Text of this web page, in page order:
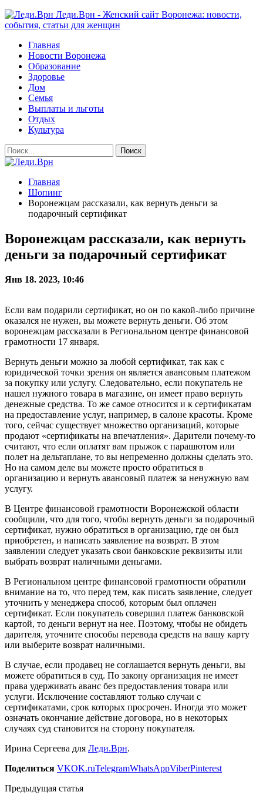
Леди.Врн - Женский сайт Воронежа: новости,
события, статьи для женщин
Главная
Новости Воронежа
Образование
Здоровье
Дом
Семья
Выплаты и льготы
Отдых
Культура
Главная
Шопинг
Воронежцам рассказали, как вернуть деньги за
подарочный сертификат
Воронежцам рассказали, как вернуть
деньги за подарочный сертификат
Янв 18. 2023, 10:46
Если вам подарили сертификат, но он по какой-либо причине
оказался не нужен, вы можете вернуть деньги. Об этом
воронежцам рассказали в Региональном центре финансовой
грамотности 17 января.
Вернуть деньги можно за любой сертификат, так как с
юридической точки зрения он является авансовым платежом
за покупку или услугу. Следовательно, если покупатель не
нашел нужного товара в магазине, он имеет право вернуть
денежные средства. То же самое относится и к сертификатам
на предоставление услуг, например, в салоне красоты. Кроме
того, сейчас существует множество организаций, которые
продают «сертификаты на впечатления». Дарители почему-то
считают, что если оплатят вам прыжок с парашютом или
полет на дельтаплане, то вы непременно должны сделать это.
Но на самом деле вы можете просто обратиться в
организацию и вернуть авансовый платеж за ненужную вам
услугу.
В Центре финансовой грамотности Воронежской области
сообщили, что для того, чтобы вернуть деньги за подарочный
сертификат, нужно обратиться в организацию, где он был
приобретен, и написать заявление на возврат. В этом
заявлении следует указать свои банковские реквизиты или
выбрать возврат наличными деньгами.
В Региональном центре финансовой грамотности обратили
внимание на то, что перед тем, как писать заявление, следует
уточнить у менеджера способ, которым был оплачен
сертификат. Если покупатель совершил платеж банковской
картой, то деньги вернут на нее. Поэтому, чтобы не обидеть
дарителя, уточните способы перевода средств на вашу карту
или выберите возврат наличными.
В случае, если продавец не соглашается вернуть деньги, вы
можете обратиться в суд. По закону организация не имеет
права удерживать аванс без предоставления товара или
услуги. Исключение составляют только случаи с
сертификатами, срок которых просрочен. Иногда это может
означать окончание действие договора, но в некоторых
случаях суд становится на сторону покупателя.
Ирина Сергеева для Леди.Врн.
Поделиться VKOK.ruTelegramWhatsAppViberPinterest
Предыдущая статья